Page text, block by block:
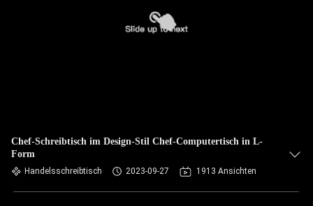
Chef-Schreibtisch im Design-Stil Chef-Computertisch in L-
Form
Handelsschreibtisch 2023-09-27 1913 Ansichten